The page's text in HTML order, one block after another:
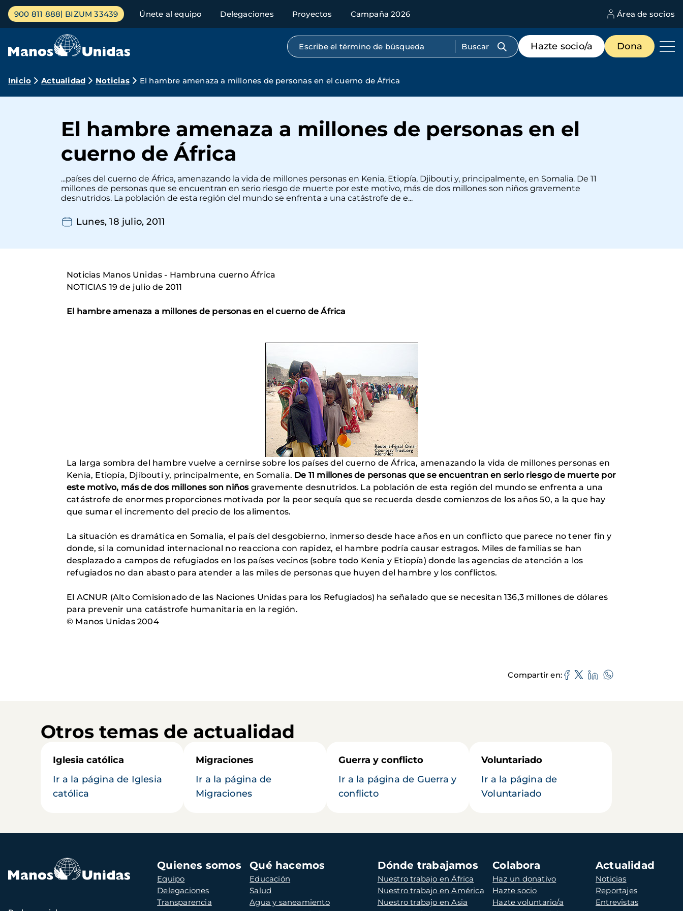
Pasar
contenido
Menú
principal
900 811 888 BIZUM 33439 Únete al equipo Delegaciones Proyectos Campaña 2026 Área de socios
Búsqueda por texto completo
Menú
de
destacados
Hazte socio/a Dona
Ruta
navegación
Inicio Actualidad Noticias El hambre amenaza a millones de personas en el cuerno de África
El hambre amenaza a millones de personas en el
cuerno de África
...países del cuerno de África, amenazando la vida de millones personas en Kenia, Etiopía, Djibouti y, principalmente, en Somalia. De 11
millones de personas que se encuentran en serio riesgo de muerte por este motivo, más de dos millones son niños gravemente
desnutridos. La población de esta región del mundo se enfrenta a una catástrofe de e...
Lunes, 18 julio, 2011
Noticias Manos Unidas - Hambruna cuerno África
NOTICIAS 19 de julio de 2011
El hambre amenaza a millones de personas en el cuerno de África
La larga sombra del hambre vuelve a cernirse sobre los países del cuerno de África, amenazando la vida de millones personas en
Kenia, Etiopía, Djibouti y, principalmente, en Somalia. De 11 millones de personas que se encuentran en serio riesgo de muerte por
este motivo, más de dos millones son niñosgravemente desnutridos. La población de esta región del mundo se enfrenta a una
catástrofe de enormes proporciones motivada por la peor sequía que se recuerda desde comienzos de los años 50, a la que hay
que sumar el incremento del precio de los alimentos.
La situación es dramática en Somalia, el país del desgobierno, inmerso desde hace años en un conflicto que parece no tener fin y
donde, si la comunidad internacional no reacciona con rapidez, el hambre podría causar estragos. Miles de familias se han
desplazado a campos de refugiados en los países vecinos (sobre todo Kenia y Etiopía) donde las agencias de atención a los
refugiados no dan abasto para atender a las miles de personas que huyen del hambre y los conflictos.
El ACNUR (Alto Comisionado de las Naciones Unidas para los Refugiados) ha señalado que se necesitan 136,3 millones de dólares
para prevenir una catástrofe humanitaria en la región.
© Manos Unidas 2004
Compartir en
Otros temas de actualidad
Iglesia católica
Ir a la página de Iglesia
católica
Migraciones
Ir a la página de
Migraciones
Guerra y conflicto
Ir a la página de Guerra y
conflicto
Voluntariado
Ir a la página de
Voluntariado
Navegación
principal
Quienes somos
Equipo
Delegaciones
Transparencia
Qué hacemos
Educación
Salud
Agua y saneamiento
Dónde trabajamos
Nuestro trabajo en África
Nuestro trabajo en América
Nuestro trabajo en Asia
Colabora
Haz un donativo
Hazte socio
Hazte voluntario/a
Actualidad
Noticias
Reportajes
Entrevistas